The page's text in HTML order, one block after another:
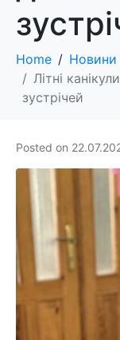
Home
Новини
Літні
зустрічей
Posted on